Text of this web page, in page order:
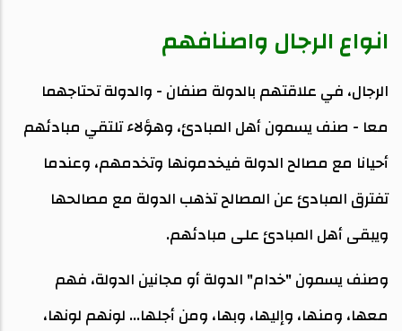
انواع الرجال واصنافهم
الرجال، في علاقتهم بالدولة صنفان - والدولة تحتاجهما
معا - صنف يسمون أهل المبادئ، وهؤلاء تلتقي مبادئهم
أحيانا مع مصالح الدولة فيخدمونها وتخدمهم، وعندما
تفترق المبادئ عن المصالح تذهب الدولة مع مصالحها
ويبقى أهل المبادئ على مبادئهم.
وصنف يسمون "خدام" الدولة أو مجانين الدولة، فهم
معها، ومنها، وإليها، وبها، ومن أجلها... لونهم لونها،